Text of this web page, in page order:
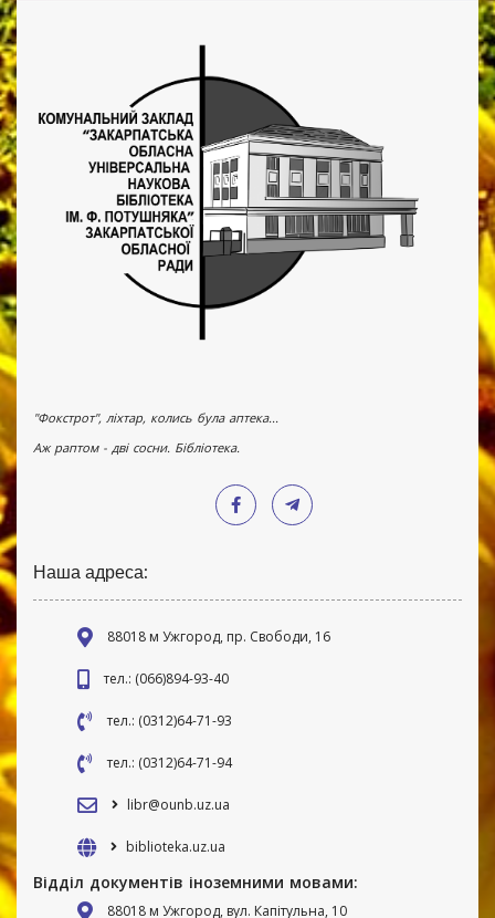
"Фокстрот", ліхтар, колись була аптека...
Аж раптом - дві сосни. Бібліотека.
Наша адреса:
88018 м Ужгород, пр. Свободи, 16
тел.: (066)894-93-40
тел.: (0312)64-71-93
тел.: (0312)64-71-94
libr@ounb.uz.ua
biblioteka.uz.ua
Відділ документів іноземними мовами:
88018 м Ужгород, вул. Капітульна, 10